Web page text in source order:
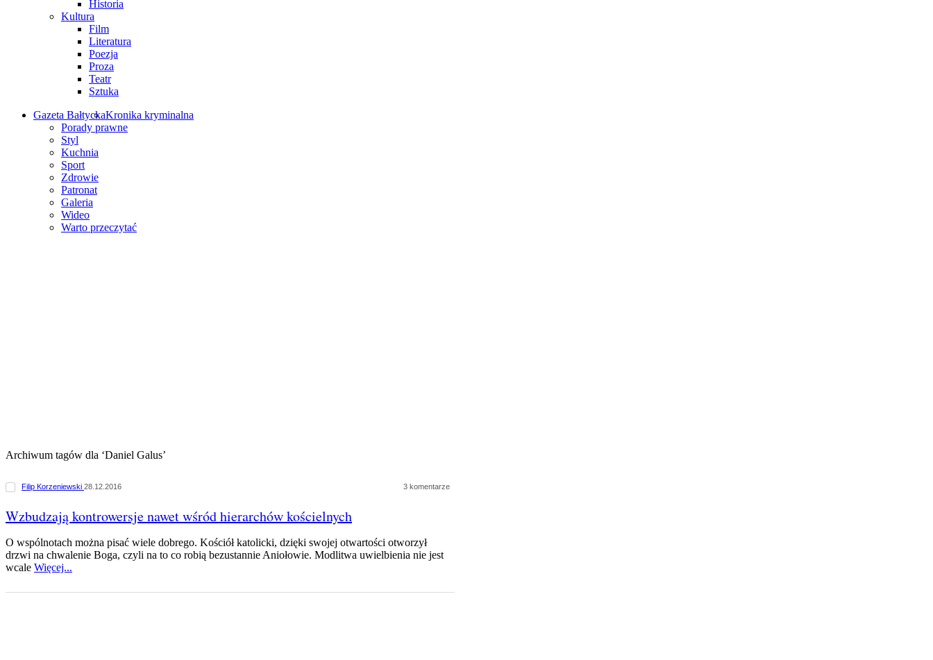
Historia
Kultura
Film
Literatura
Poezja
Proza
Teatr
Sztuka
Gazeta BałtyckaKronika kryminalna
Porady prawne
Styl
Kuchnia
Sport
Zdrowie
Patronat
Galeria
Wideo
Warto przeczytać
Archiwum tagów dla ‘Daniel Galus’
Filip Korzeniewski 28.12.2016 3 komentarze
Wzbudzają kontrowersje nawet wśród hierarchów kościelnych
O wspólnotach można pisać wiele dobrego. Kościół katolicki, dzięki swojej otwartości otworzył
drzwi na chwalenie Boga, czyli na to co robią bezustannie Aniołowie. Modlitwa uwielbienia nie jest
wcale Więcej...